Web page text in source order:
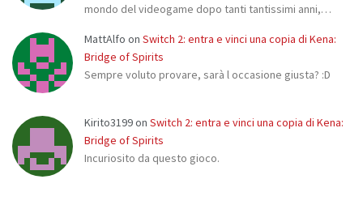
mondo del videogame dopo tanti tantissimi anni,…
MattAlfo on Switch 2: entra e vinci una copia di Kena:
Bridge of Spirits
Sempre voluto provare, sarà l occasione giusta? :D
Kirito3199on Switch 2: entra e vinci una copia di Kena:
Bridge of Spirits
Incuriosito da questo gioco.